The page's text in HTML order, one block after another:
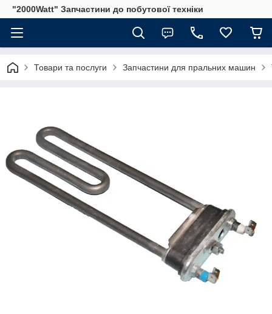
"2000Watt" Запчастини до побутової техніки
Товари та послуги Запчастини для пральних машин